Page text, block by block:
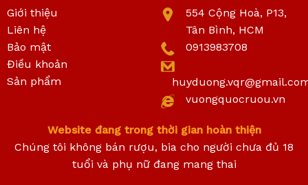
Giới thiệu
Liên hệ
Bảo mật
Điều khoản
Sản phẩm
554 Cộng Hoà, P13,
Tân Bình, HCM
0913983708
vuongquocruou.vn
Website đang trong thời gian hoàn thiện
Chúng tôi không bán rượu, bia cho người chưa đủ 18
tuổi và phụ nữ đang mang thai